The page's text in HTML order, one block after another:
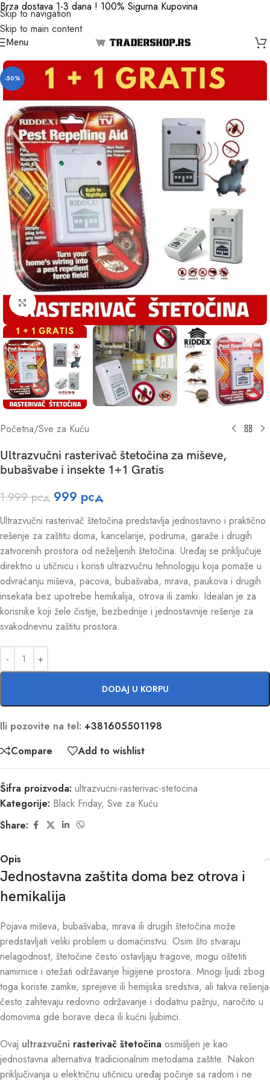
Skip to navigation
Skip to main content
Brza dostava 1-3 dana ! 100% Sigurna Kupovina
Menu
-50%
Click to enlarge
Početna/Sve za Kuću
Ultrazvučni rasterivač štetočina za miševe,
bubašvabe i insekte 1+1 Gratis
1.999рсд 999 рсд
Ultrazvučni rasterivač štetočina predstavlja jednostavno i praktično
rešenje za zaštitu doma, kancelarije, podruma, garaže i drugih
zatvorenih prostora od neželjenih štetočina. Uređaj se priključuje
direktno u utičnicu i koristi ultrazvučnu tehnologiju koja pomaže u
odvraćanju miševa, pacova, bubašvaba, mrava, paukova i drugih
insekata bez upotrebe hemikalija, otrova ili zamki. Idealan je za
korisnike koji žele čistije, bezbednije i jednostavnije rešenje za
svakodnevnu zaštitu prostora.
DODAJ U KORPU
Ili pozovite na tel: +381605501198
Compare
Add to wishlist
Šifra proizvoda: ultrazvucni-rasterivac-stetocina
Kategorije: Black Friday, Sve za Kuću
Share:
Opis
Jednostavna zaštita doma bez otrova i
hemikalija
Pojava miševa, bubašvaba, mrava ili drugih štetočina može
predstavljati veliki problem u domaćinstvu. Osim što stvaraju
nelagodnost, štetočine često ostavljaju tragove, mogu oštetiti
namirnice i otežati održavanje higijene prostora. Mnogi ljudi zbog
toga koriste zamke, sprejeve ili hemijska sredstva, ali takva rešenja
često zahtevaju redovno održavanje i dodatnu pažnju, naročito u
domovima gde borave deca ili kućni ljubimci.
Ovaj ultrazvučni rasterivač štetočina osmišljen je kao
jednostavna alternativa tradicionalnim metodama zaštite. Nakon
priključivanja u električnu utičnicu uređaj počinje sa radom i ne